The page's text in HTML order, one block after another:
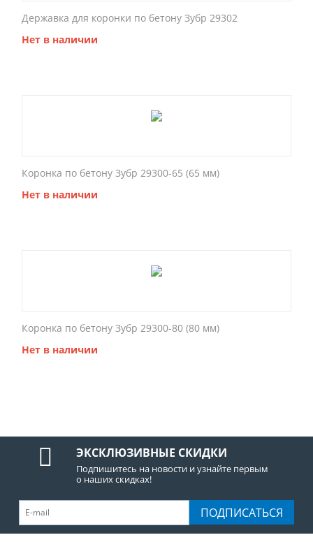
Державка для коронки по бетону Зубр 29302
Нет в наличии
Коронка по бетону Зубр 29300-65 (65 мм)
Нет в наличии
Коронка по бетону Зубр 29300-80 (80 мм)
Нет в наличии
ЭКСКЛЮЗИВНЫЕ СКИДКИ
Подпишитесь на новости и узнайте первым
о наших скидках!
ПОДПИСАТЬСЯ